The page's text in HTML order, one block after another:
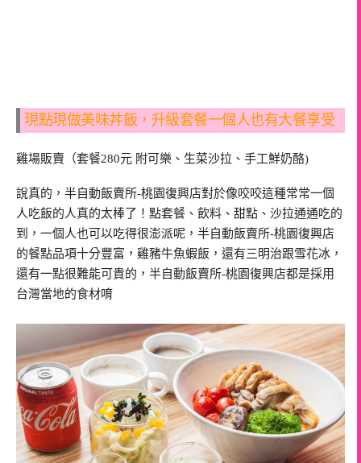
現點現做美味丼飯，升級套餐一個人也有大餐享受
雞場販賣（套餐280元 附可樂、生菜沙拉、手工鮮奶酪)
說真的，半自動飯賣所-桃園復興店對於像咬咬這種常常一個
人吃飯的人真的太棒了！點套餐、飲料、甜點、沙拉通通吃的
到，一個人也可以吃得很澎派呢，半自動飯賣所-桃園復興店
的餐點品項十分豐富，雞豬牛魚蝦飯，還有三明治跟雪花冰，
還有一點很難能可貴的，半自動飯賣所-桃園復興店都是採用
台灣當地的食材唷